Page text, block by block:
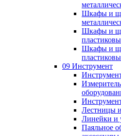
Шкафы и
Шкафы и
Шкафы и
09 Инструмент
Лестницы
Линейки и
Паяльное